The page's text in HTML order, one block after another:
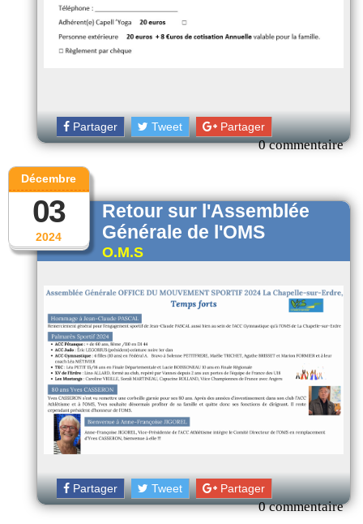
Partager Tweet Partager
0 commentaire
2024
Décembre
03
Retour sur l'Assemblée
Générale de l'OMS
O.M.S
Partager Tweet Partager
0 commentaire